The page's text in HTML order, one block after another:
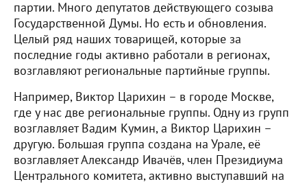
партии. Много депутатов действующего созыва
Государственной Думы. Но есть и обновления.
Целый ряд наших товарищей, которые за
последние годы активно работали в регионах,
возглавляют региональные партийные группы.
Например, Виктор Царихин – в городе Москве,
где у нас две региональные группы. Одну из групп
возглавляет Вадим Кумин, а Виктор Царихин –
другую. Большая группа создана на Урале, её
возглавляет Александр Ивачёв, член Президиума
Центрального комитета, активно выступавший на